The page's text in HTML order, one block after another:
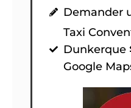
Demander
Taxi
Dunkerque
Google